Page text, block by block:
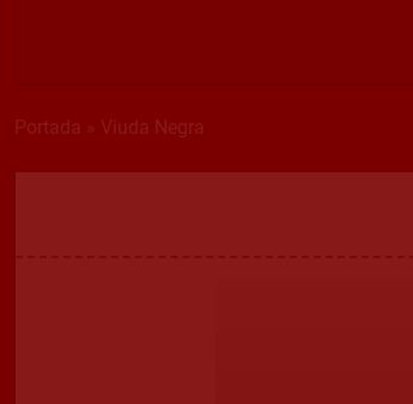
Portada Viuda Negra